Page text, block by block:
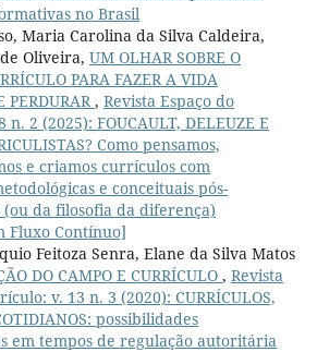
no Brasil
Maria Carolina da Silva Caldeira,
Oliveira, UM OLHAR SOBRE O
PARA FAZER A VIDA
PERDURAR , Revista Espaço do
2 (2025): FOUCAULT, DELEUZE E
Como pensamos,
e criamos currículos com
e conceituais pós-
da filosofia da diferença)
Fluxo Contínuo]
Feitoza Senra, Elane da Silva Matos
DO CAMPO E CURRÍCULO , Revista
v. 13 n. 3 (2020): CURRÍCULOS,
possibilidades
em tempos de regulação autoritária